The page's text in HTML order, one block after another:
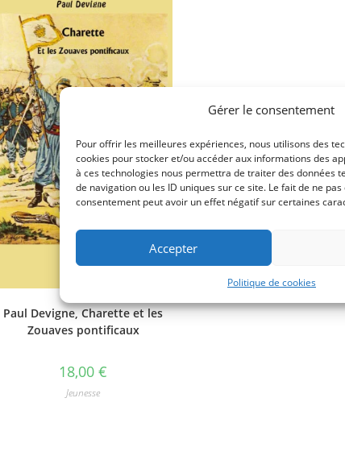
Gérer le consentement
Pour offrir les meilleures expériences, nous utilisons des
cookies pour stocker et/ou accéder aux informations des
à ces technologies nous permettra de traiter des données
de navigation ou les ID uniques sur ce site. Le fait de ne
consentement peut avoir un effet négatif sur certaines
Accepter
Politique de cookies
Paul Devigne, Charette et les
Zouaves pontificaux
18,00€
Jeunesse